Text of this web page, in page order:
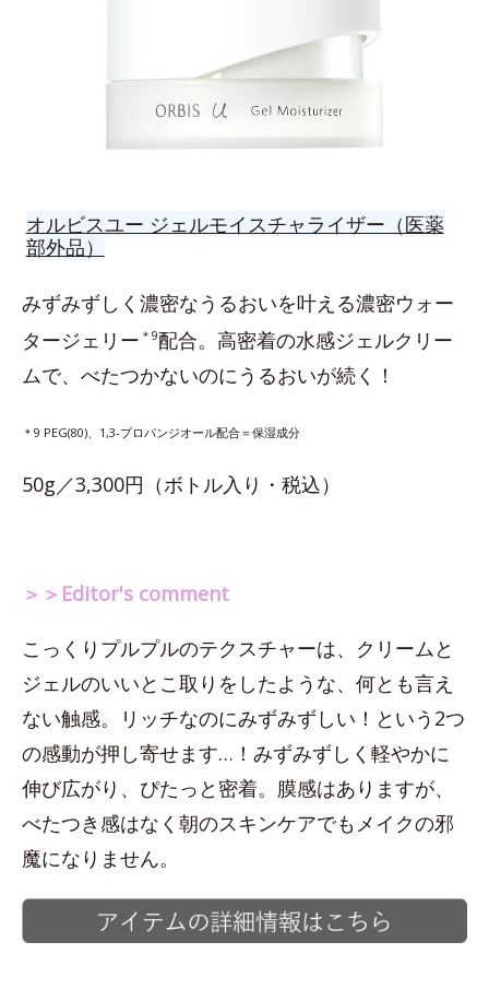
オルビスユー ジェルモイスチャライザー（医薬
部外品）
みずみずしく濃密なうるおいを叶える濃密ウォー
タージェリー ＊9配合。高密着の水感ジェルクリー
ムで、べたつかないのにうるおいが続く！
＊9 PEG(80)、1,3-プロパンジオール配合＝保湿成分
50g／3,300円（ボトル入り・税込）
＞＞Editor's comment
こっくりプルプルのテクスチャーは、クリームと
ジェルのいいとこ取りをしたような、何とも言え
ない触感。リッチなのにみずみずしい！という2つ
の感動が押し寄せます…！みずみずしく軽やかに
伸び広がり、ぴたっと密着。膜感はありますが、
べたつき感はなく朝のスキンケアでもメイクの邪
魔になりません。